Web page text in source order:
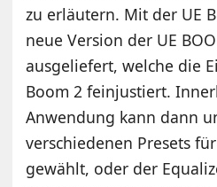
zu erläutern. Mit der UE
neue Version der UE
ausgeliefert, welche die
Boom 2 feinjustiert.
Anwendung kann dann
verschiedenen Presets
gewählt, oder der